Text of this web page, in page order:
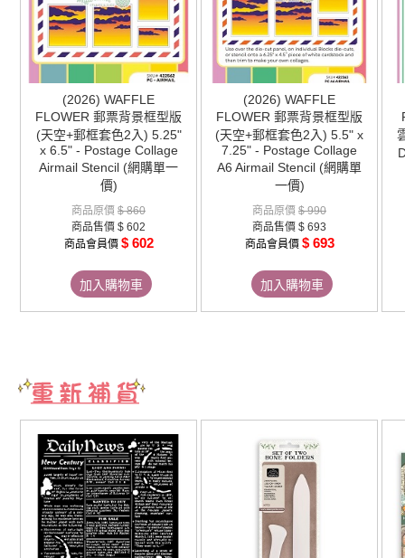
(2026) WAFFLE
FLOWER 郵票背景框型版
(天空+郵框套色2入) 5.25"
x 6.5" - Postage Collage
Airmail Stencil (網購單一
價)
商品原價 $ 860
商品售價 $ 602
商品會員價 $ 602
加入購物車
(2026) WAFFLE
FLOWER 郵票背景框型版
(天空+郵框套色2入) 5.5" x
7.25" - Postage Collage
A6 Airmail Stencil (網購單
一價)
商品原價 $ 990
商品售價 $ 693
商品會員價 $ 693
加入購物車